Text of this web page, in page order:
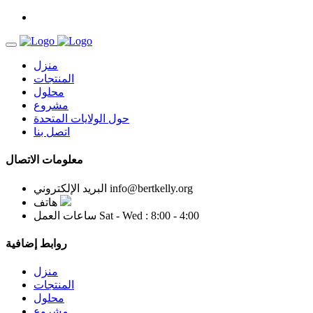
منزل
المنتجات
محلول
مشروع
حول الولايات المتحدة
اتصل بنا
معلومات الاتصال
البريد الإلكتروني info@bertkelly.org
هاتف
ساعات العمل Sat - Wed : 8:00 - 4:00
روابط إضافية
منزل
المنتجات
محلول